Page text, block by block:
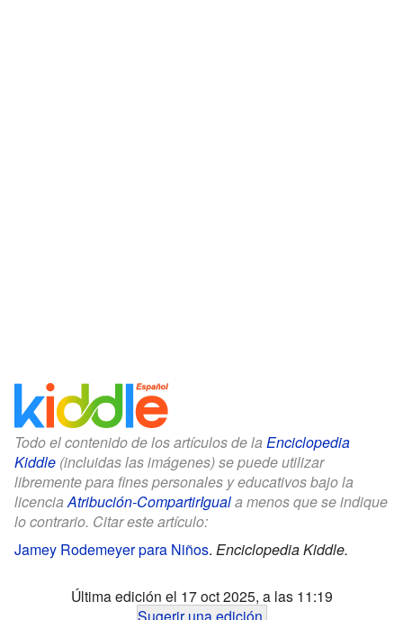
Todo el contenido de los artículos de la Enciclopedia
Kiddle (incluidas las imágenes) se puede utilizar
libremente para fines personales y educativos bajo la
licenciaAtribución-CompartirIguala menos que se indique
lo contrario. Citar este artículo:
Jamey Rodemeyer para Niños. Enciclopedia Kiddle.
Última edición el 17 oct 2025, a las 11:19
Sugerir una edición